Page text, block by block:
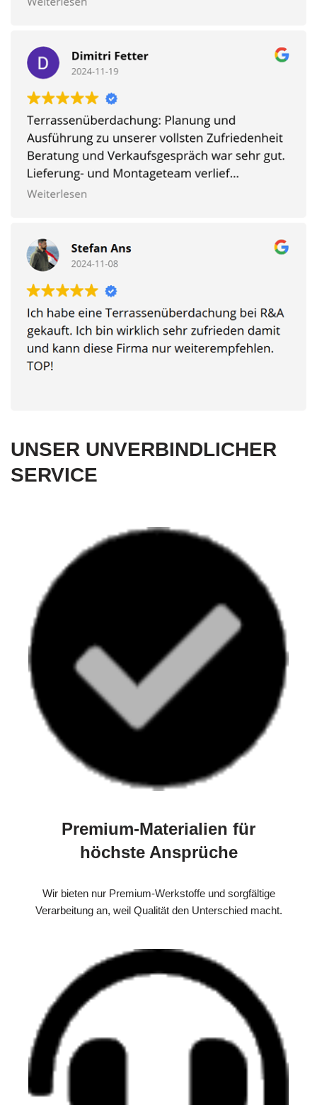
UNSER UNVERBINDLICHER
SERVICE
Premium-Materialien für
höchste Ansprüche
Wir bieten nur Premium-Werkstoffe und sorgfältige
Verarbeitung an, weil Qualität den Unterschied macht.